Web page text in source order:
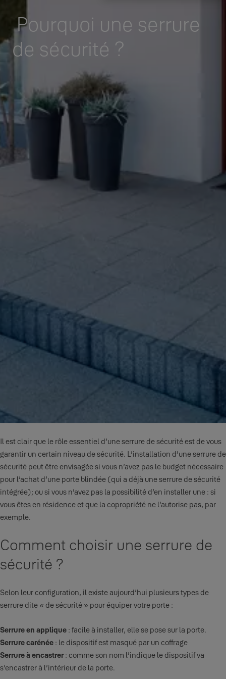
Pourquoi une serrure
de sécurité ?
Il est clair que le rôle essentiel d’une serrure de sécurité est de vous
garantir un certain niveau de sécurité. L’installation d’une serrure de
sécurité peut être envisagée si vous n’avez pas le budget nécessaire
pour l’achat d’une porte blindée (qui a déjà une serrure de sécurité
intégrée); ou si vous n’avez pas la possibilité d’en installer une : si
vous êtes en résidence et que la copropriété ne l’autorise pas, par
exemple.
Comment choisir une serrure de
sécurité ?
Selon leur configuration, il existe aujourd’hui plusieurs types de
serrure dite « de sécurité » pour équiper votre porte :
Serrure en applique : facile à installer, elle se pose sur la porte.
Serrure carénée : le dispositif est masqué par un coffrage
Serrure à encastrer : comme son nom l’indique le dispositif va
s’encastrer à l’intérieur de la porte.